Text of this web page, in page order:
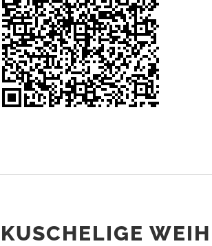
KUSCHELIGE